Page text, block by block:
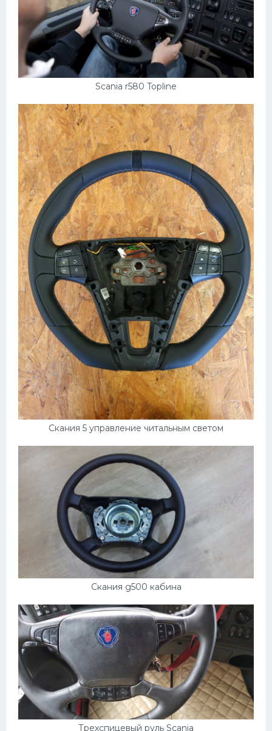
Scania r580 Topline
Скания 5 управление читальным светом
Скания g500 кабина
Трехспицевый руль Scania